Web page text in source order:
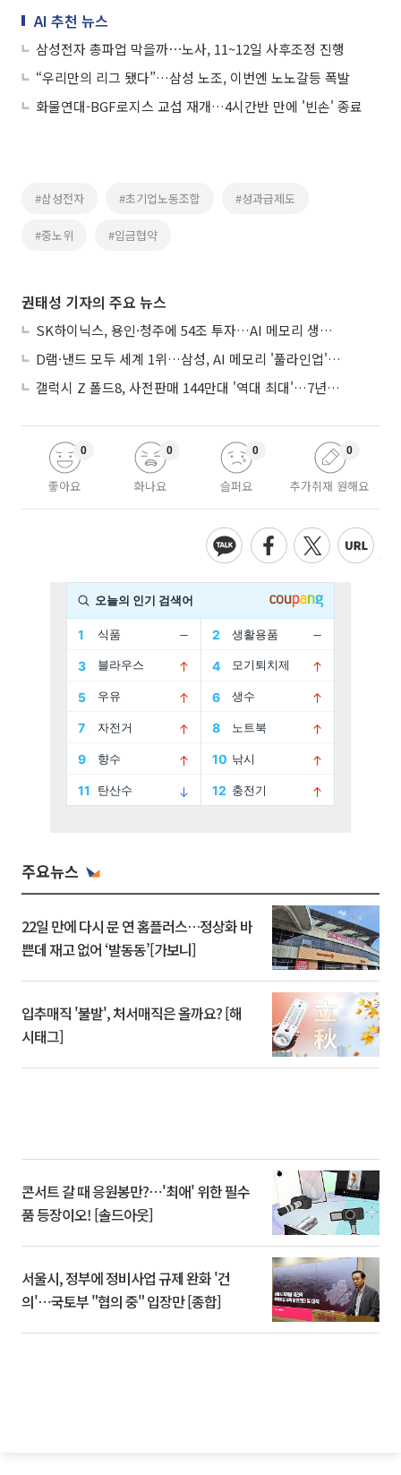
AI 추천 뉴스
삼성전자 총파업 막을까⋯노사, 11~12일 사후조정 진행
“우리만의 리그 됐다”…삼성 노조, 이번엔 노노갈등 폭발
화물연대-BGF로지스 교섭 재개…4시간반 만에 '빈손' 종료
#삼성전자 #초기업노동조합 #성과급제도
#중노위 #임금협약
권태성 기자의 주요 뉴스
SK하이닉스, 용인·청주에 54조 투자…AI 메모리 생산기지 키운다
D램·낸드 모두 세계 1위…삼성, AI 메모리 '풀라인업'으로 승부
갤럭시 Z 폴드8, 사전판매 144만대 '역대 최대'…7년만에 갤노트10 기록 넘어
좋아요
0
화나요
0
슬퍼요
0
추가취재 원해요
0
주요뉴스
22일 만에 다시 문 연 홈플러스…정상화 바
쁜데 재고 없어 ‘발동동’[가보니]
입추매직 '불발', 처서매직은 올까요? [해
시태그]
콘서트 갈 때 응원봉만?⋯'최애' 위한 필수
품 등장이오! [솔드아웃]
서울시, 정부에 정비사업 규제 완화 '건
의'⋯국토부 "협의 중" 입장만 [종합]